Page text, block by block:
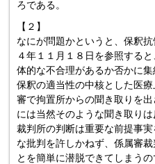
ろである。
【２】
なにが問題かというと、保釈
４年１１月１８日を参照する
体的な不合理があるか否かに
保釈の適当性の中核とした医
審で拘置所からの聞き取りを
には当然そのような聞き取り
裁判所の判断は重要な前提事
な批判を許しかねず、係属審
とを簡単に潜脱できてしまう